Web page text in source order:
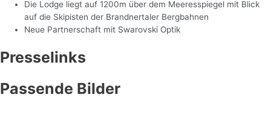
Die Lodge liegt auf 1200m über dem Meeresspiegel mit Blick
auf die Skipisten der Brandnertaler Bergbahnen
Neue Partnerschaft mit Swarovski Optik
Presselinks
Passende Bilder